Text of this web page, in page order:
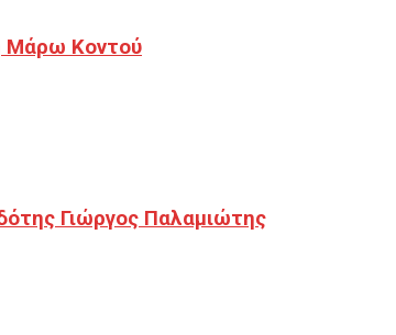
Μάρω Κοντού
Γιώργος Παλαμιώτης